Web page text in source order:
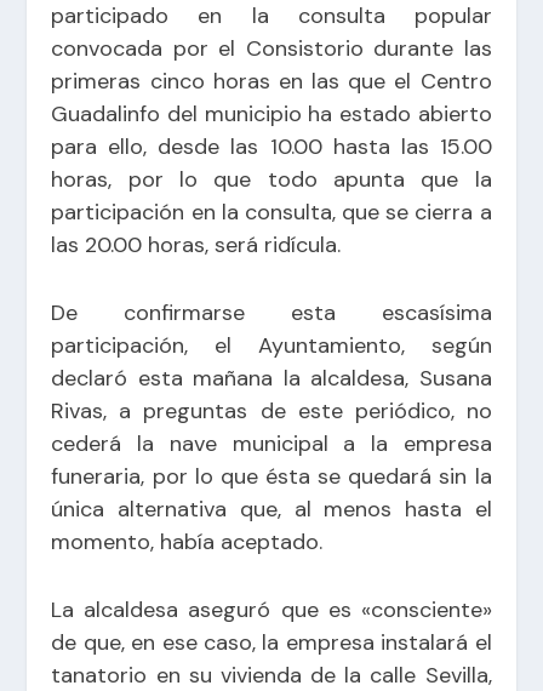
participado en la consulta popular
convocada por el Consistorio durante las
primeras cinco horas en las que el Centro
Guadalinfo del municipio ha estado abierto
para ello, desde las 10.00 hasta las 15.00
horas, por lo que todo apunta que la
participación en la consulta, que se cierra a
las 20.00 horas, será ridícula.
De confirmarse esta escasísima
participación, el Ayuntamiento, según
declaró esta mañana la alcaldesa, Susana
Rivas, a preguntas de este periódico, no
cederá la nave municipal a la empresa
funeraria, por lo que ésta se quedará sin la
única alternativa que, al menos hasta el
momento, había aceptado.
La alcaldesa aseguró que es «consciente»
de que, en ese caso, la empresa instalará el
tanatorio en su vivienda de la calle Sevilla,